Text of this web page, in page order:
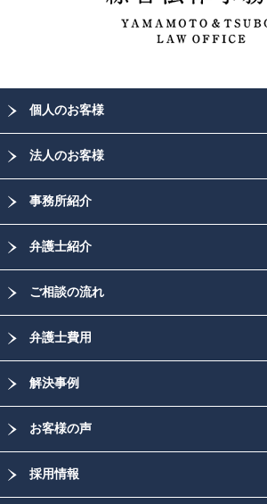
個人のお客様
法人のお客様
事務所紹介
弁護士紹介
ご相談の流れ
弁護士費用
解決事例
お客様の声
採用情報